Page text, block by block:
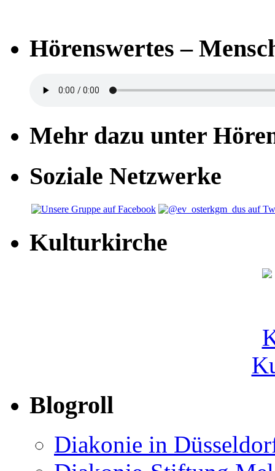
Hörenswertes –
Mehr dazu unter
Soziale Netzwerke
Kulturkirche
Blogroll
Diakonie in